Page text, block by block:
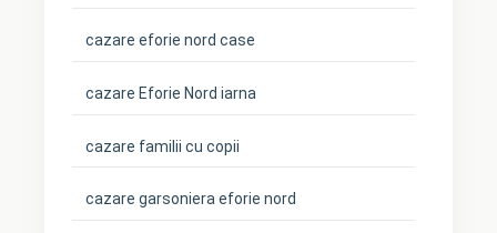
cazare eforie nord case
cazare Eforie Nord iarna
cazare familii cu copii
cazare garsoniera eforie nord